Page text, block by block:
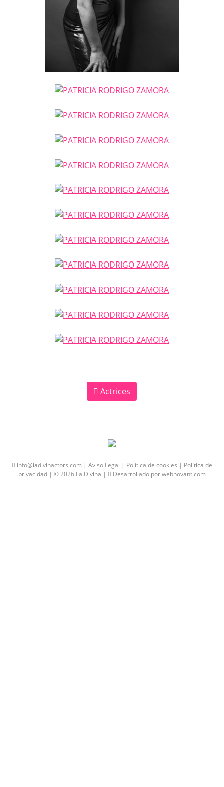
Actrices
info@ladivinactors.com | Aviso Legal | Política de cookies | Política de
privacidad| © 2026 La Divina | Desarrollado por webnovant.com